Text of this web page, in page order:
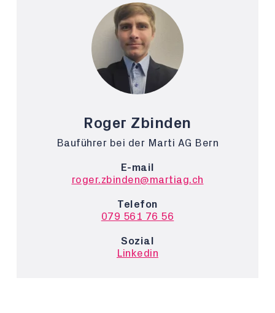
Roger Zbinden
Bauführer bei der Marti AG Bern
E-mail
roger.zbinden@martiag.ch
Telefon
079 561 76 56
Sozial
Linkedin